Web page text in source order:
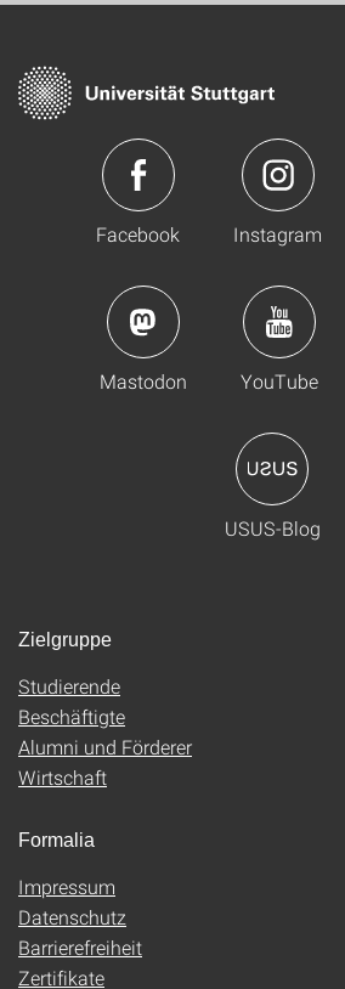
Facebook Instagram
Mastodon YouTube
USUS-Blog
Zielgruppe
Studierende
Beschäftigte
Alumni und Förderer
Wirtschaft
Formalia
Impressum
Datenschutz
Barrierefreiheit
Zertifikate